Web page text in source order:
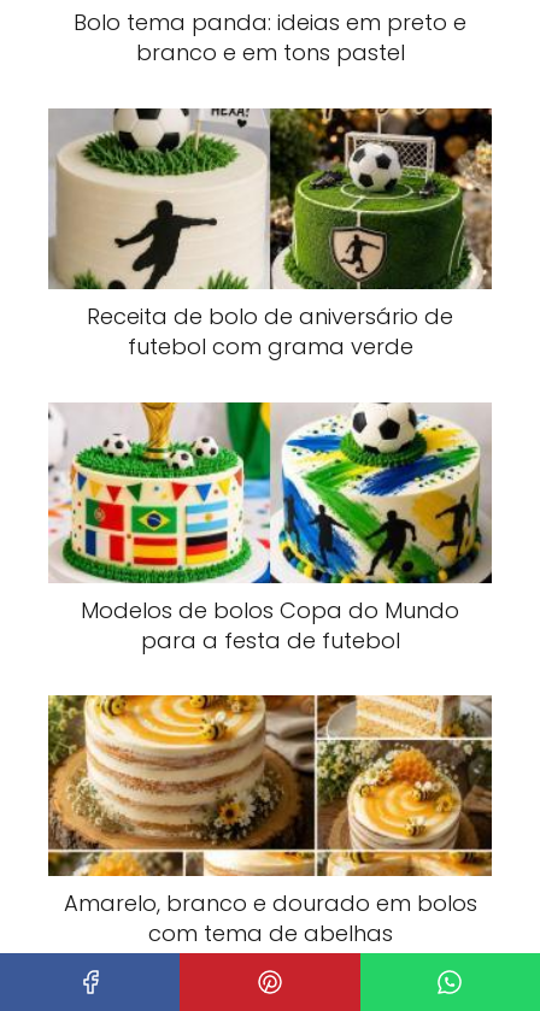
Bolo tema panda: ideias em preto e
branco e em tons pastel
Receita de bolo de aniversário de
futebol com grama verde
Modelos de bolos Copa do Mundo
para a festa de futebol
Amarelo, branco e dourado em bolos
com tema de abelhas